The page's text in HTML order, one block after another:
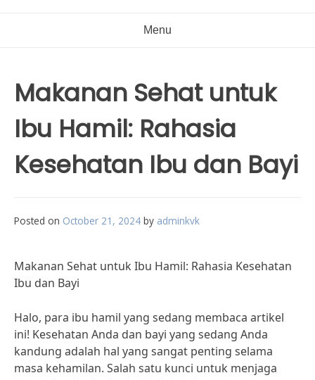
Menu
Makanan Sehat untuk
Ibu Hamil: Rahasia
Kesehatan Ibu dan Bayi
Posted on October 21, 2024 by adminkvk
Makanan Sehat untuk Ibu Hamil: Rahasia Kesehatan
Ibu dan Bayi
Halo, para ibu hamil yang sedang membaca artikel
ini! Kesehatan Anda dan bayi yang sedang Anda
kandung adalah hal yang sangat penting selama
masa kehamilan. Salah satu kunci untuk menjaga